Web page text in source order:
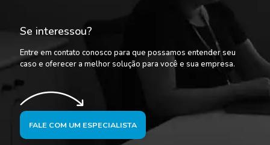
Se interessou?
Entre em contato conosco para que possamos entender seu
caso e oferecer a melhor solução para você e sua empresa.
FALE COM UM ESPECIALISTA